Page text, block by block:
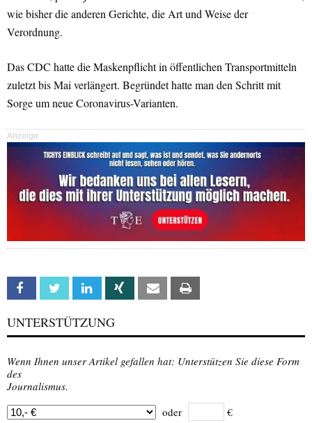
wie bisher die anderen Gerichte, die Art und Weise der
Verordnung.
Das CDC hatte die Maskenpflicht in öffentlichen Transportmitteln
zuletzt bis Mai verlängert. Begründet hatte man den Schritt mit
Sorge um neue Coronavirus-Varianten.
Anzeige
Facebook Twitter Linkedin Xing Email
UNTERSTÜTZUNG
Wenn Ihnen unser Artikel gefallen hat: Unterstützen Sie diese Form
des
Journalismus.
oder
€